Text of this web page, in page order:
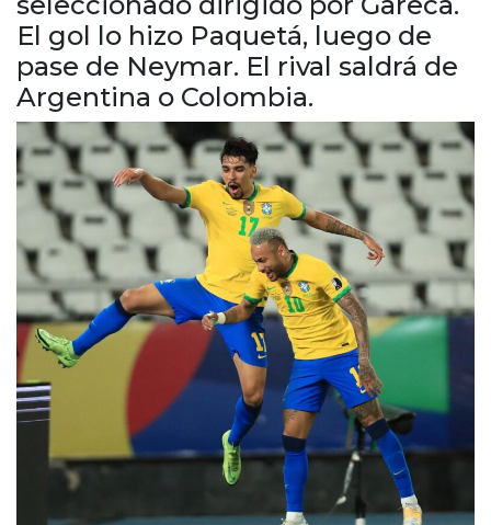
Cruz del Eje
Corredor de Ansenuza
La Carlota y zona
Laboulaye y sur
Bell Ville
Río Tercero
Despeñaderos
El gol lo hizo Paquetá, luego de
pase de Neymar. El rival saldrá de
Argentina o Colombia.